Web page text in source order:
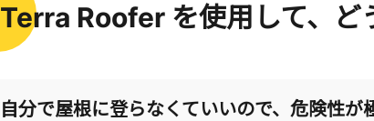
Terra Roofer を使用して、ど
自分で屋根に登らなくていいので、危険性が